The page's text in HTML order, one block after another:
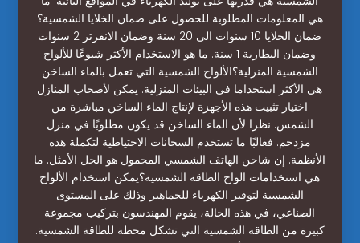
هي المعلومات المطلوبة للحصول على ضمان الخلايا الشمسية؟
ضمان الخلايا 10 سنوات الى 20 سنة وضمان الانفرتر 2 سنوات
وضمان البطارية 1 سنة. ما هو الاستخدام الأكثر شيوعًا للألواح
الشمسية المنزلية؟الألواح الشمسية التي تعمل بالماء الساخن
هي الأكثر استخداما في البيئات المنزلية. يمكن لأصحاب المنازل
اختيار تثبيت هذه الأجهزة لإنتاج الماء الساخن مباشرة من
الشمس. نظرا لأن الماء الساخن قد يكون مطلوبًا في منزل
مزدحم. فغالبًا ما تستخدم السخانات الاحتياطية لتكملة هذه
الأنظمة. إن شاحن الهاتف الشمسي المحمول هو الحل الأمثل. ما
هي استخدامات الواح الطاقة الشمسية؟يمكن استخدام الألواح
الشمسية لتوفير الكهرباء للجماهير وذلك على المستوى
الصناعي، في هذه الحالة، يقوم المهندسون بتركيب مجموعة
كبيرة من الطاقة الشمسية التي تشكل محطة للطاقة الشمسية.